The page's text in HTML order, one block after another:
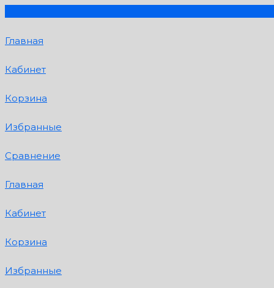
Главная
Кабинет
Корзина
Избранные
Сравнение
Главная
Кабинет
Корзина
Избранные